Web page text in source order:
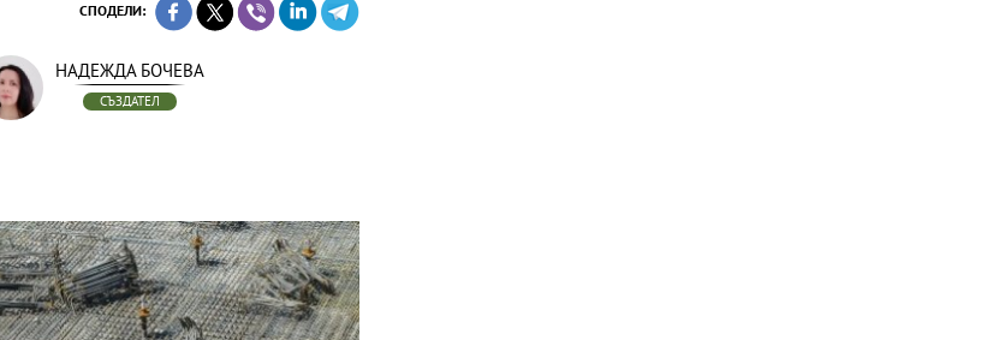
СПОДЕЛИ:
НАДЕЖДА БОЧЕВА
СЪЗДАТЕЛ